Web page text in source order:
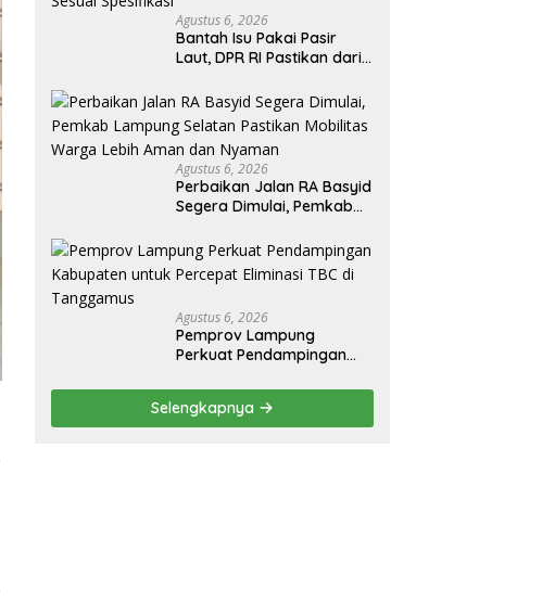
Agustus 6, 2026
Bantah Isu Pakai Pasir
Laut, DPR RI Pastikan dari
Pengaman Pantai Mandiri
Sejati Sudah Sesuai
Spesifikasi
Agustus 6, 2026
Perbaikan Jalan RA Basyid
Segera Dimulai, Pemkab
Mobilitas Warga Lebih
Aman dan Nyaman
Agustus 6, 2026
Pemprov Lampung
Perkuat Pendampingan
Eliminasi TBC di
Tanggamus
Selengkapnya